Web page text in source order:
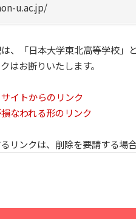
u.ac.jp/
、「日本大学東北高等学校」と
はお断りいたします。
イトからのリンク
なわれる形のリンク
ンクは、削除を要請する場合